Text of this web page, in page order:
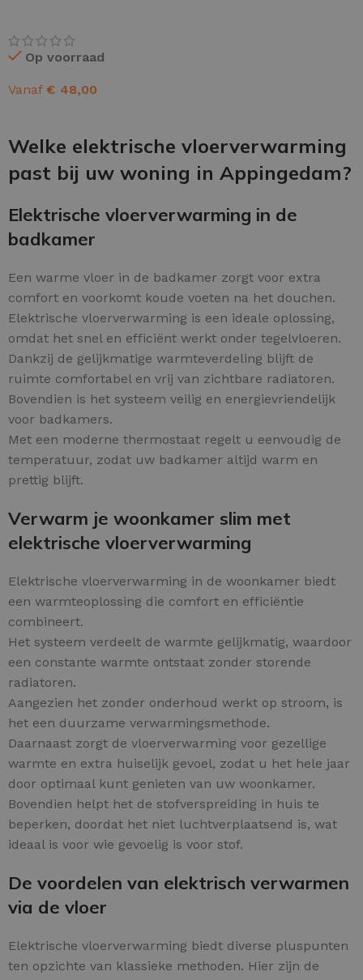
Op voorraad
Vanaf € 48,00
Welke elektrische vloerverwarming
past bij uw woning in Appingedam?
Elektrische vloerverwarming in de
badkamer
Een warme vloer in de badkamer zorgt voor extra
comfort en voorkomt koude voeten na het douchen.
Elektrische vloerverwarming is een ideale oplossing,
omdat het snel en efficiënt werkt onder tegelvloeren.
Dankzij de gelijkmatige warmteverdeling blijft de
ruimte comfortabel en vrij van zichtbare radiatoren.
Bovendien is het systeem veilig en energievriendelijk
voor badkamers.
Met een moderne thermostaat regelt u eenvoudig de
temperatuur, zodat uw badkamer altijd warm en
prettig blijft.
Verwarm je woonkamer slim met
elektrische vloerverwarming
Elektrische vloerverwarming in de woonkamer biedt
een warmteoplossing die comfort en efficiëntie
combineert.
Het systeem verdeelt de warmte gelijkmatig, waardoor
een constante warmte ontstaat zonder storende
radiatoren.
Aangezien het zonder onderhoud werkt op stroom, is
het een duurzame verwarmingsmethode.
Daarnaast zorgt de vloerverwarming voor gezellige
warmte en extra huiselijk gevoel, zodat u het hele jaar
door optimaal kunt genieten van uw woonkamer.
Bovendien helpt het de stofverspreiding in huis te
beperken, doordat het niet luchtverplaatsend is, wat
ideaal is voor wie gevoelig is voor stof.
De voordelen van elektrisch verwarmen
via de vloer
Elektrische vloerverwarming biedt diverse pluspunten
ten opzichte van klassieke methoden. Hier zijn de